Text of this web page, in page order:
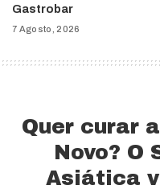
Gastrobar
7 Agosto, 2026
Quer curar
Novo? O
Asiática